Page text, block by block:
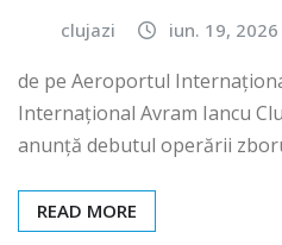
clujazi iun. 19, 2026
de pe Aeroportul
Internațional Avram Iancu
anunță debutul operării
READ MORE